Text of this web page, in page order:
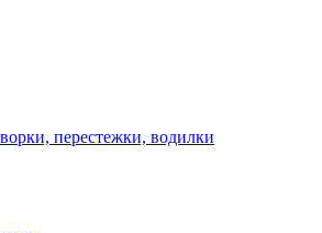
перестежки, водилки